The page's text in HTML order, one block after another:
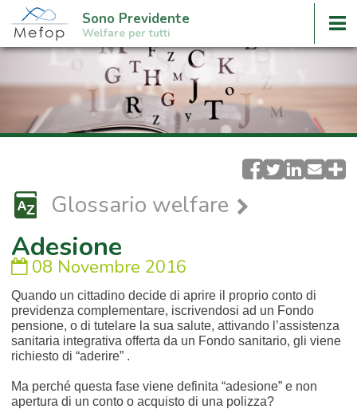
Sono Previdente
Welfare per tutti
Glossario welfare
Adesione
08 Novembre 2016
Quando un cittadino decide di aprire il proprio conto di
previdenza complementare, iscrivendosi ad un Fondo
pensione, o di tutelare la sua salute, attivando l’assistenza
sanitaria integrativa offerta da un Fondo sanitario, gli viene
richiesto di “aderire” .
Ma perché questa fase viene definita “adesione” e non
apertura di un conto o acquisto di una polizza?